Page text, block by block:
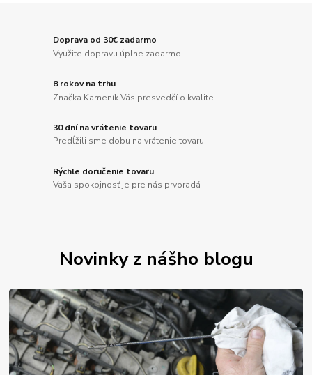
Doprava od 30€ zadarmo
Využite dopravu úplne zadarmo
8 rokov na trhu
Značka Kameník Vás presvedčí o kvalite
30 dní na vrátenie tovaru
Predĺžili sme dobu na vrátenie tovaru
Rýchle doručenie tovaru
Vaša spokojnosť je pre nás prvoradá
Novinky z nášho blogu